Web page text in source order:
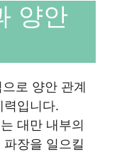
양안
로 양안 관계
력입니다.
대만 내부의
장을 일으킬